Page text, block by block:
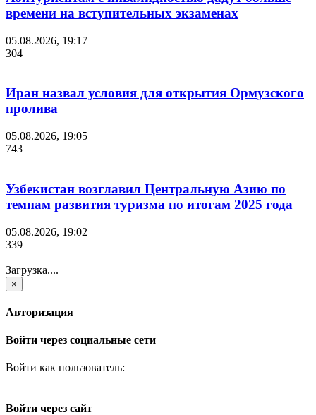
времени на вступительных экзаменах
05.08.2026, 19:17
304
Иран назвал условия для открытия Ормузского
пролива
05.08.2026, 19:05
743
Узбекистан возглавил Центральную Азию по
темпам развития туризма по итогам 2025 года
05.08.2026, 19:02
339
Загрузка....
×
Авторизация
Войти через социальные сети
Войти как пользователь:
Войти через сайт